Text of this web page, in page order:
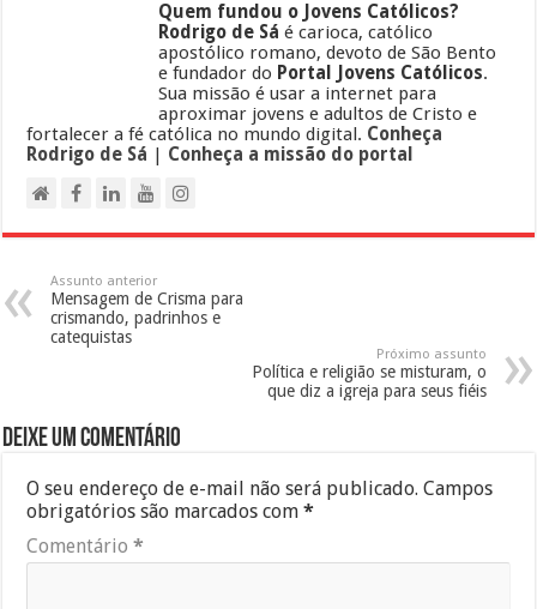
Quem fundou o Jovens Católicos?
Rodrigo de Sá é carioca, católico
apostólico romano, devoto de São Bento
e fundador do Portal Jovens Católicos.
Sua missão é usar a internet para
aproximar jovens e adultos de Cristo e
fortalecer a fé católica no mundo digital. Conheça
Rodrigo de Sá | Conheça a missão do portal
Assunto anterior
Mensagem de Crisma para
crismando, padrinhos e
catequistas
Próximo assunto
Política e religião se misturam, o
que diz a igreja para seus fiéis
Deixe um comentário
O seu endereço de e-mail não será publicado. Campos
obrigatórios são marcados com*
Comentário*